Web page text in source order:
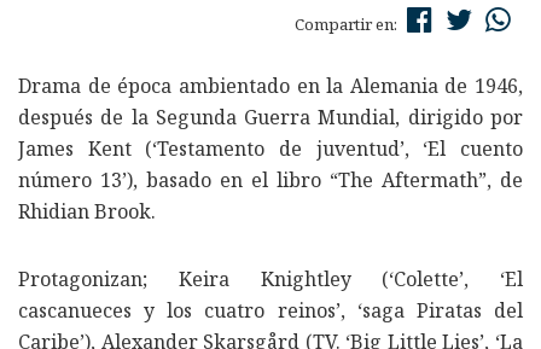
Compartir en:
Drama de época ambientado en la Alemania de 1946,
después de la Segunda Guerra Mundial, dirigido por
James Kent (‘Testamento de juventud’, ‘El cuento
número 13’), basado en el libro “The Aftermath”, de
Rhidian Brook.
Protagonizan; Keira Knightley (‘Colette’, ‘El
cascanueces y los cuatro reinos’, ‘saga Piratas del
Caribe’), Alexander Skarsgård (TV. ‘Big Little Lies’, ‘La